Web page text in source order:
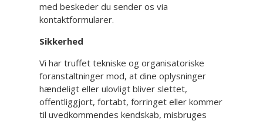
med beskeder du sender os via
kontaktformularer.
Sikkerhed
Vi har truffet tekniske og organisatoriske
foranstaltninger mod, at dine oplysninger
hændeligt eller ulovligt bliver slettet,
offentliggjort, fortabt, forringet eller kommer
til uvedkommendes kendskab, misbruges